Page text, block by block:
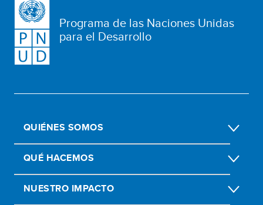
Programa de las Naciones Unidas
para el Desarrollo
QUIÉNES SOMOS
QUÉ HACEMOS
NUESTRO IMPACTO